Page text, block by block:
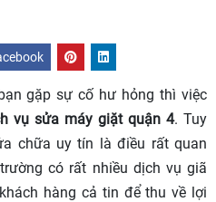
gặp sự cố hư hỏng thì việc
vụ sửa máy giặt quận 4. Tuy
chữa uy tín là điều rất quan
có rất nhiều dịch vụ giã
hàng cả tin để thu về lợi